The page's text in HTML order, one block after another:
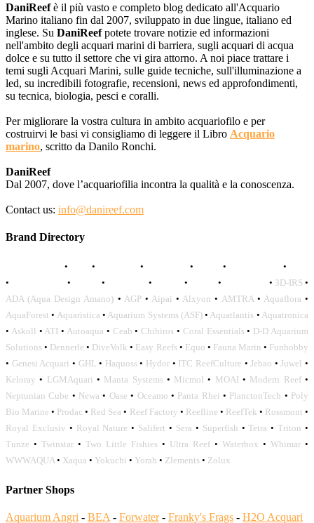
DaniReefè il più vasto e completo blog dedicato all'Acquario
Marino italiano fin dal 2007, sviluppato in due lingue, italiano ed
inglese. Su DaniReefpotete trovare notizie ed informazioni
nell'ambito degli acquari marini di barriera, sugli acquari di acqua
dolce e su tutto il settore che vi gira attorno. A noi piace trattare i
temi sugli Acquari Marini, sulle guide tecniche, sull'illuminazione a
led, su incredibili fotografie, recensioni, news ed approfondimenti,
su tecnica, biologia, pesci e coralli.
Per migliorare la vostra cultura in ambito acquariofilo e per
costruirvi le basi vi consigliamo di leggere il Libro Acquario
marino, scritto da Danilo Ronchi.
DaniReef
Dal 2007, dove l’acquariofilia incontra la qualità e la conoscenza.
Contact us: info@danireef.com
Brand Directory
• • • • • •
•
• • • • • • 3D-IRS •
ADA (Aqua Design Amano) • AGP• Aipai • Alxyon • AMTRA• Aquaflora •
AquaForest • Aquaristica • Aquarium Systems (ASF)• Aquatlantis • Aquatronica
• Askoll • ATI • Autoaqua • Ceab • Chihiros • Coral Essentials• D-D Aquarium
Solutions • Dennerle • DiveVolk • Easy Reefs• Equo • Fauna Marin • Funhobby
• Genesi Acquari • GHL • Haquoss• Hydor • ITC ReefCulture •Jebao •Juwel •
Keloray • LGMAquari • Manta Systems• Micmol • MOAI • Modern Reef•
Neptunian Cube • Newa • Oase • Oceamo • Panta Rhei • PlanctonTech • Poly
Bio Marine • Prodac • Red Sea • Reef Factory • Reefline • ReefTek • Rossmont •
Royal Exclusiv • Royal Nature • Salifert • Sera • Superfish •Tetra •Triton •
Tunze • Twinstar • Two Little Fishies • Ultra Reef • Waterbox • Whimar •
WWWAQUA• Xaqua • Yokuchi • Yorah • Zlements • Zolux
Partner Shops
Aquarium Angri - BEA - Forwater- Franky's Frags - H2O Acquari